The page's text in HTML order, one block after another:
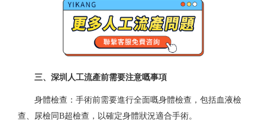
三、深圳人工流產前需要注意嘅事項
身體檢查：手術前需要進行全面嘅身體檢查，包括血液檢
查、尿檢同B超檢查，以確定身體狀況適合手術。